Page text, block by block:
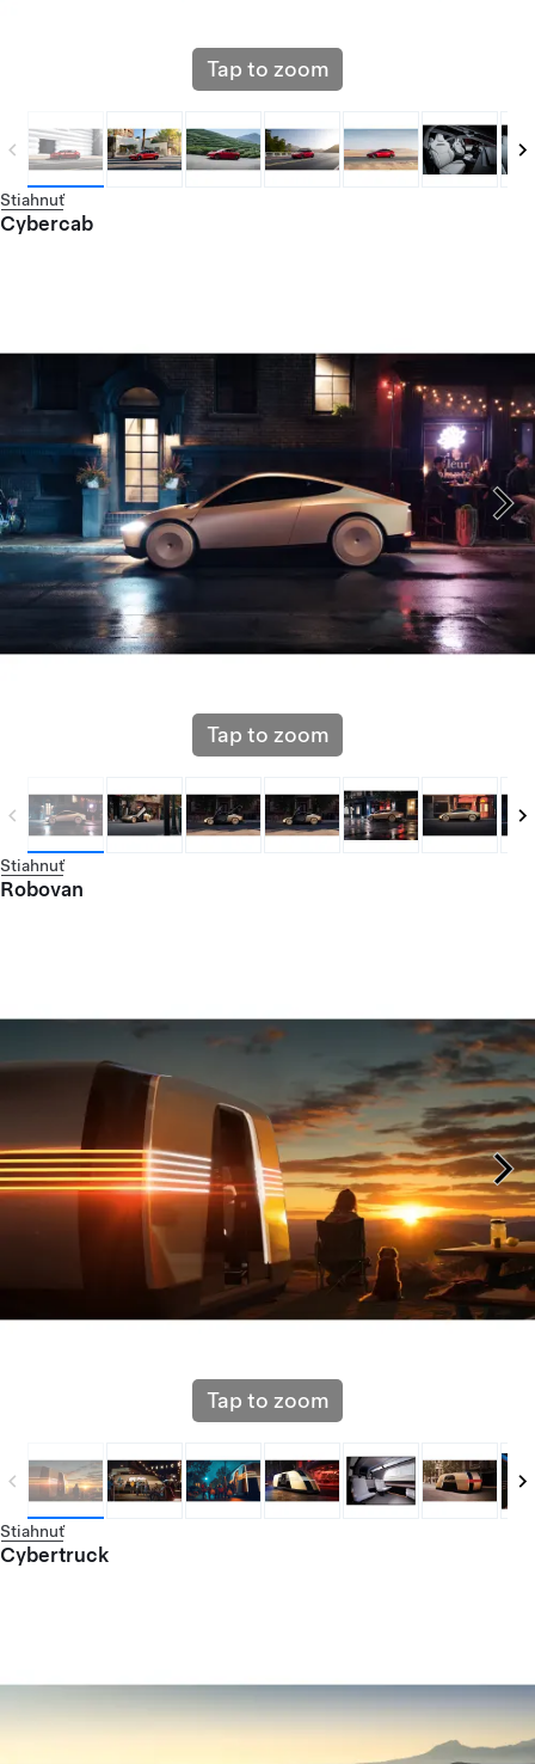
Tap to zoom
Stiahnuť
Cybercab
Tap to zoom
Stiahnuť
Robovan
Tap to zoom
Stiahnuť
Cybertruck